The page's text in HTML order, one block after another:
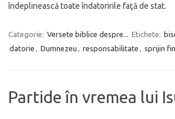
îndeplinească toate îndatoririle faţă de stat.
Categorie: Versete biblice despre... Etichete:
datorie
Dumnezeu responsabilitate sprijin
Partide în vremea lui